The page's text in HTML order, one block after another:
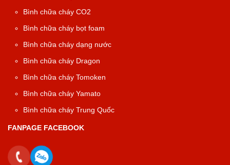
Bình chữa cháy CO2
Bình chữa cháy bọt foam
Bình chữa cháy dạng nước
Bình chữa cháy Dragon
Bình chữa cháy Tomoken
Bình chữa cháy Yamato
Bình chữa cháy Trung Quốc
FANPAGE FACEBOOK